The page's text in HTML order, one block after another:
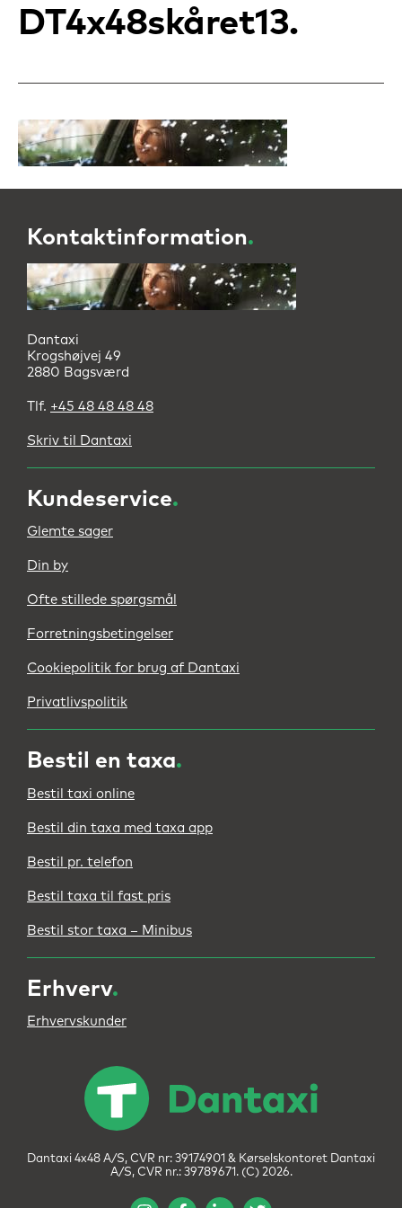
DT4x48skåret13
Kontaktinformation.
Dantaxi
Krogshøjvej 49
2880 Bagsværd
Tlf. +45 48 48 48 48
Skriv til Dantaxi
Kundeservice.
Glemte sager
Din by
Ofte stillede spørgsmål
Forretningsbetingelser
Cookiepolitik for brug af Dantaxi
Privatlivspolitik
Bestil en taxa.
Bestil taxi online
Bestil din taxa med taxa app
Bestil pr. telefon
Bestil taxa til fast pris
Bestil stor taxa – Minibus
Erhverv.
Erhvervskunder
Dantaxi 4x48 A/S, CVR nr: 39174901 & Kørselskontoret Dantaxi
A/S, CVR nr.: 39789671. (C) 2026.